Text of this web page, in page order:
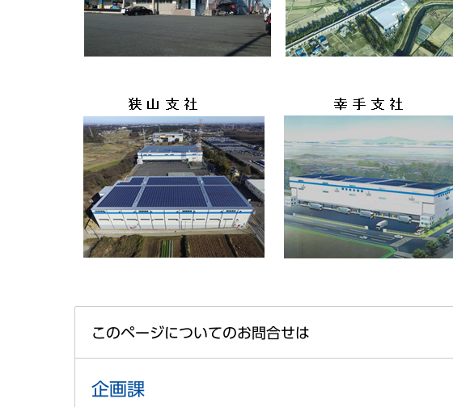
このページについてのお問合せは
企画課